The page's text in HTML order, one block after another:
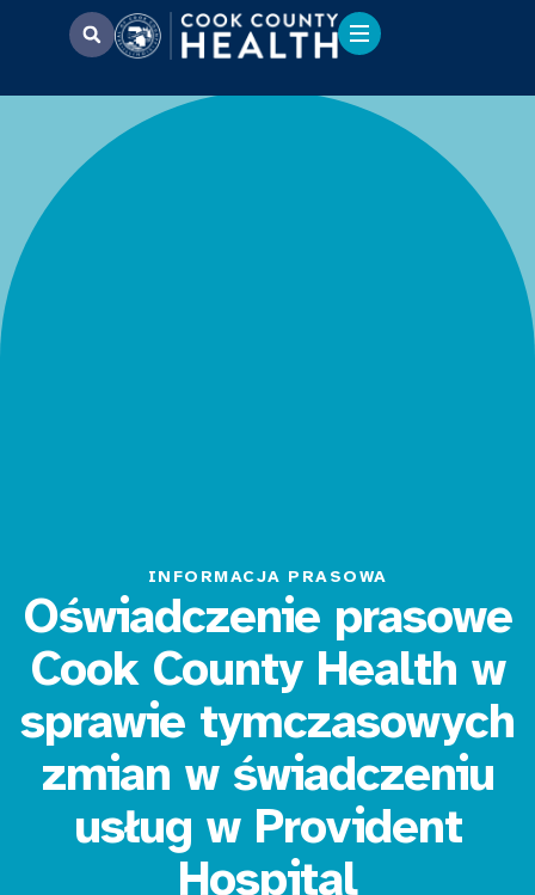
INFORMACJA PRASOWA
Oświadczenie prasowe
Cook County Health w
sprawie tymczasowych
zmian w świadczeniu
usług w Provident
Hospital